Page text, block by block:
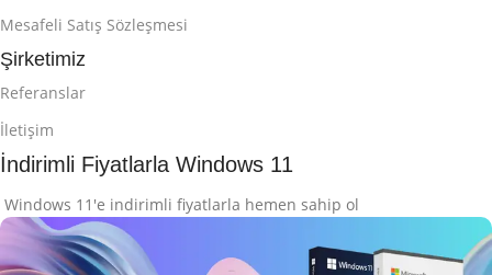
Mesafeli Satış Sözleşmesi
Şirketimiz
Referanslar
İletişim
İndirimli Fiyatlarla Windows 11
Windows 11'e indirimli fiyatlarla hemen sahip ol